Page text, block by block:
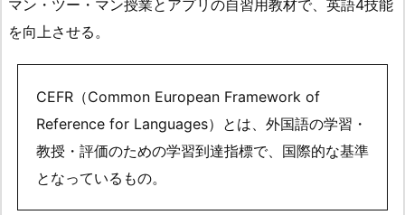
マン・ツー・マン授業とアプリの自習用教材で、英語4技能
を向上させる。
CEFR（Common European Framework of
Reference for Languages）とは、外国語の学習・
教授・評価のための学習到達指標で、国際的な基準
となっているもの。